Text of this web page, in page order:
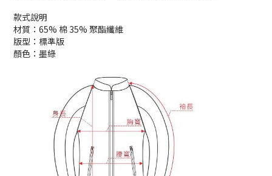
款式說明
材質：65% 棉 35% 聚酯纖維
版型：標準版
顏色：墨綠